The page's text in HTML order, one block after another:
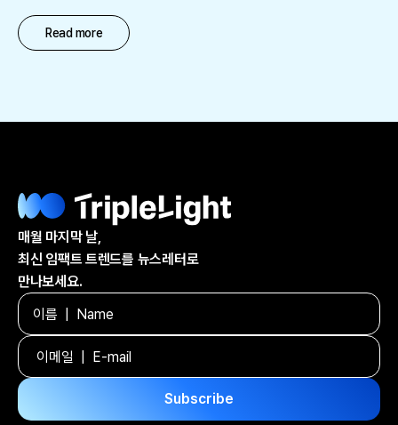
Read more
매월 마지막 날,
최신 임팩트 트렌드를 뉴스레터로
만나보세요.